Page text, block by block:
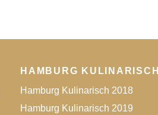
HAMBURG KULINARISCH
Hamburg Kulinarisch 2018
Hamburg Kulinarisch 2019